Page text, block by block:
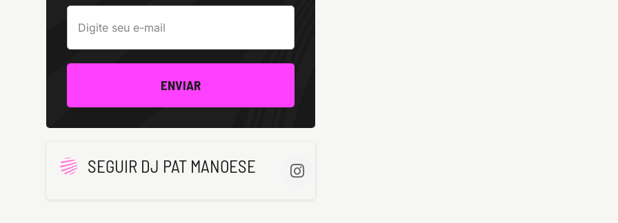
ENVIAR
SEGUIR DJ PAT MANOESE